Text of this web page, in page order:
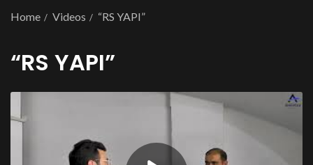
Home Videos “RS YAPI”
“RS YAPI”